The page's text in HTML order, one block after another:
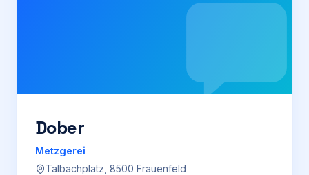
Preise
Für Firmen
Dober
Metzgerei
Talbachplatz, 8500 Frauenfeld